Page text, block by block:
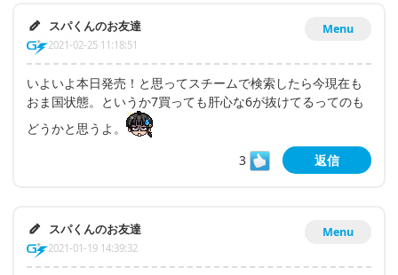
Menu
スパくんのお友達
2021-02-25 11:18:51
いよいよ本日発売！と思ってスチームで検索したら今現在も
おま国状態。というか7買っても肝心な6が抜けてるってのも
どうかと思うよ。
3
返信
Menu
スパくんのお友達
2021-01-19 14:39:32